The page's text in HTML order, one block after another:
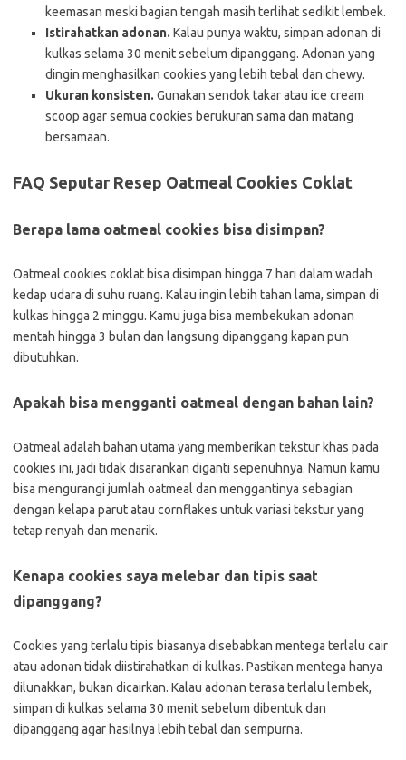
keemasan meski bagian tengah masih terlihat sedikit lembek.
Istirahatkan adonan. Kalau punya waktu, simpan adonan di
kulkas selama 30 menit sebelum dipanggang. Adonan yang
dingin menghasilkan cookies yang lebih tebal dan chewy.
Ukuran konsisten. Gunakan sendok takar atau ice cream
scoop agar semua cookies berukuran sama dan matang
bersamaan.
FAQ Seputar Resep Oatmeal Cookies Coklat
Berapa lama oatmeal cookies bisa disimpan?
Oatmeal cookies coklat bisa disimpan hingga 7 hari dalam wadah
kedap udara di suhu ruang. Kalau ingin lebih tahan lama, simpan di
kulkas hingga 2 minggu. Kamu juga bisa membekukan adonan
mentah hingga 3 bulan dan langsung dipanggang kapan pun
dibutuhkan.
Apakah bisa mengganti oatmeal dengan bahan lain?
Oatmeal adalah bahan utama yang memberikan tekstur khas pada
cookies ini, jadi tidak disarankan diganti sepenuhnya. Namun kamu
bisa mengurangi jumlah oatmeal dan menggantinya sebagian
dengan kelapa parut atau cornflakes untuk variasi tekstur yang
tetap renyah dan menarik.
Kenapa cookies saya melebar dan tipis saat
dipanggang?
Cookies yang terlalu tipis biasanya disebabkan mentega terlalu cair
atau adonan tidak diistirahatkan di kulkas. Pastikan mentega hanya
dilunakkan, bukan dicairkan. Kalau adonan terasa terlalu lembek,
simpan di kulkas selama 30 menit sebelum dibentuk dan
dipanggang agar hasilnya lebih tebal dan sempurna.